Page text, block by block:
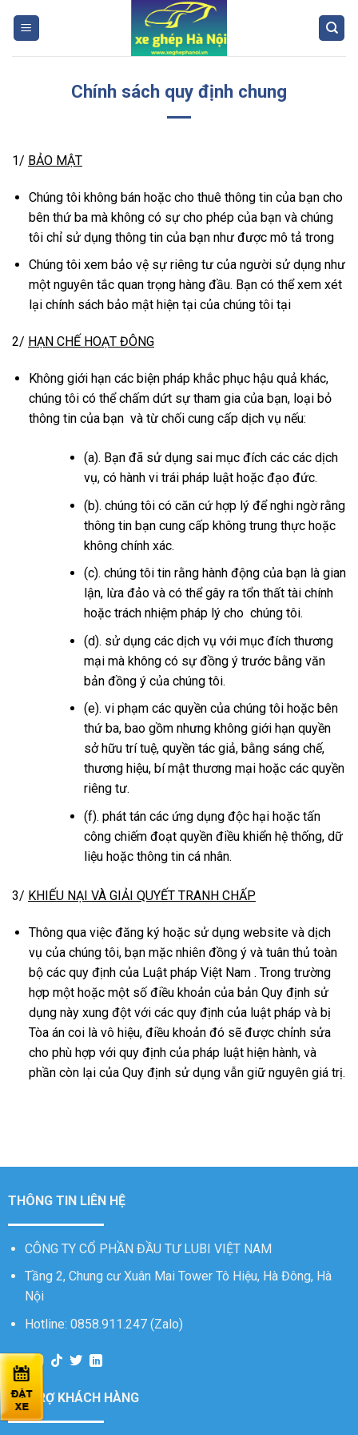
Chính sách quy định chung
1/ BẢO MẬT
Chúng tôi không bán hoặc cho thuê thông tin của bạn cho
bên thứ ba mà không có sự cho phép của bạn và chúng
tôi chỉ sử dụng thông tin của bạn như được mô tả trong
Chúng tôi xem bảo vệ sự riêng tư của người sử dụng như
một nguyên tắc quan trọng hàng đầu. Bạn có thể xem xét
lại chính sách bảo mật hiện tại của chúng tôi tại
2/ HẠN CHẾ HOẠT ĐÔNG
Không giới hạn các biện pháp khắc phục hậu quả khác,
chúng tôi có thể chấm dứt sự tham gia của bạn, loại bỏ
thông tin của bạn và từ chối cung cấp dịch vụ nếu:
(a). Bạn đã sử dụng sai mục đích các các dịch
vụ, có hành vi trái pháp luật hoặc đạo đức.
(b). chúng tôi có căn cứ hợp lý để nghi ngờ rằng
thông tin bạn cung cấp không trung thực hoặc
không chính xác.
(c). chúng tôi tin rằng hành động của bạn là gian
lận, lừa đảo và có thể gây ra tổn thất tài chính
hoặc trách nhiệm pháp lý cho chúng tôi.
(d). sử dụng các dịch vụ với mục đích thương
mại mà không có sự đồng ý trước bằng văn
bản đồng ý của chúng tôi.
(e). vi phạm các quyền của chúng tôi hoặc bên
thứ ba, bao gồm nhưng không giới hạn quyền
sở hữu trí tuệ, quyền tác giả, bằng sáng chế,
thương hiệu, bí mật thương mại hoặc các quyền
riêng tư.
(f). phát tán các ứng dụng độc hại hoặc tấn
công chiếm đoạt quyền điều khiển hệ thống, dữ
liệu hoặc thông tin cá nhân.
3/ KHIẾU NẠI VÀ GIẢI QUYẾT TRANH CHẤP
Thông qua việc đăng ký hoặc sử dụng website và dịch
vụ của chúng tôi, bạn mặc nhiên đồng ý và tuân thủ toàn
bộ các quy định của Luật pháp Việt Nam . Trong trường
hợp một hoặc một số điều khoản của bản Quy định sử
dụng này xung đột với các quy định của luật pháp và bị
Tòa án coi là vô hiệu, điều khoản đó sẽ được chỉnh sửa
cho phù hợp với quy định của pháp luật hiện hành, và
phần còn lại của Quy định sử dụng vẫn giữ nguyên giá trị.
THÔNG TIN LIÊN HỆ
CÔNG TY CỔ PHẦN ĐẦU TƯ LUBI VIỆT NAM
Tầng 2, Chung cư Xuân Mai Tower Tô Hiệu, Hà Đông, Hà
Nội
Hotline: 0858.911.247 (Zalo)
HỖ TRỢ KHÁCH HÀNG